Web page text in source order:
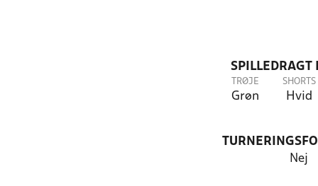
SPILLEDRAGT
TRØJE
Grøn
SHORTS
Hvid
Nej